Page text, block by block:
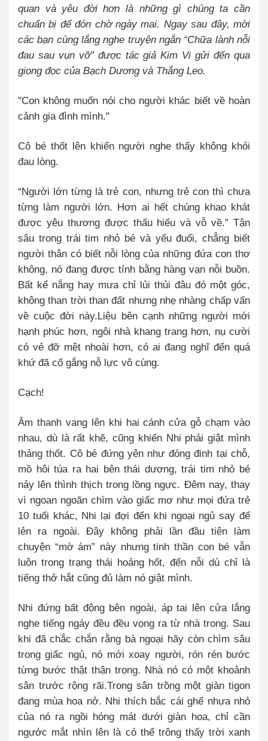
quan và yêu đời hơn là những gì chúng ta cần
chuẩn bị để đón chờ ngày mai. Ngay sau đây, mời
các bạn cùng lắng nghe truyện ngắn “Chữa lành nỗi
đau sau vụn vỡ” được tác giả Kim Vi gửi đến qua
giọng đọc của Bạch Dương và Thắng Leo.
"Con không muốn nói cho người khác biết về hoàn
cảnh gia đình mình."
Cô bé thốt lên khiến người nghe thấy không khỏi
đau lòng.
“Người lớn từng là trẻ con, nhưng trẻ con thì chưa
từng làm người lớn. Hơn ai hết chúng khao khát
được yêu thương được thấu hiểu và vỗ về.” Tận
sâu trong trái tim nhỏ bé và yếu đuối, chẳng biết
người thân có biết nỗi lòng của những đứa con thơ
không, nó đang được tính bằng hàng vạn nỗi buồn.
Bất kể nắng hay mưa chỉ lủi thủi đâu đó một góc,
không than trời than đất nhưng nhẹ nhàng chấp vấn
về cuộc đời này.Liệu bên cạnh những người mới
hạnh phúc hơn, ngôi nhà khang trang hơn, nụ cười
có vẻ đỡ mệt nhoài hơn, có ai đang nghĩ đến quá
khứ đã cố gắng nỗ lực vô cùng.
Cạch!
Âm thanh vang lên khi hai cánh cửa gỗ chạm vào
nhau, dù là rất khẽ, cũng khiến Nhi phải giật mình
thảng thốt. Cô bé đứng yên như đóng đinh tại chỗ,
mồ hôi túa ra hai bên thái dương, trái tim nhỏ bé
nảy lên thình thịch trong lồng ngực. Đêm nay, thay
vì ngoan ngoãn chìm vào giấc mơ như mọi đứa trẻ
10 tuổi khác, Nhi lại đợi đến khi ngoại ngủ say để
lẻn ra ngoài. Đây không phải lần đầu tiên làm
chuyện “mờ ám” này nhưng tinh thần con bé vẫn
luôn trong trạng thái hoảng hốt, đến nỗi dù chỉ là
tiếng thở hắt cũng đủ làm nó giật mình.
Nhi đứng bất động bên ngoài, áp tai lên cửa lắng
nghe tiếng ngáy đều đều vọng ra từ nhà trong. Sau
khi đã chắc chắn rằng bà ngoại hãy còn chìm sâu
trong giấc ngủ, nó mới xoay người, rón rén bước
từng bước thật thận trọng. Nhà nó có một khoảnh
sân trước rộng rãi.Trong sân trồng một giàn tigon
đang mùa hoa nở. Nhi thích bắc cái ghế nhựa nhỏ
của nó ra ngồi hóng mát dưới giàn hoa, chỉ cần
ngước mắt nhìn lên là có thể trông thấy trời xanh